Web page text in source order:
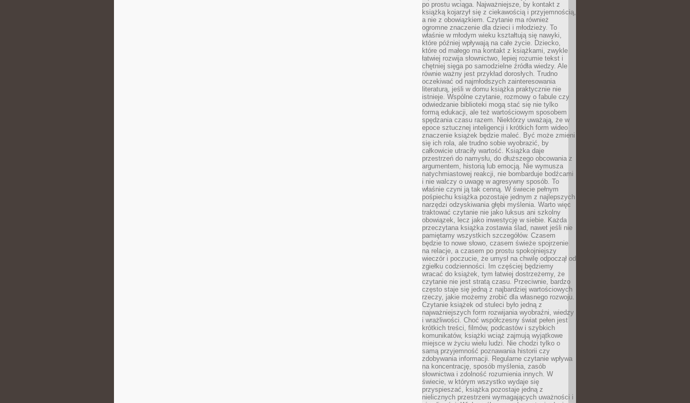
po prostu wciąga. Najważniejsze, by kontakt z
książką kojarzył się z ciekawością i przyjemnością,
a nie z obowiązkiem. Czytanie ma również
ogromne znaczenie dla dzieci i młodzieży. To
właśnie w młodym wieku kształtują się nawyki,
które później wpływają na całe życie. Dziecko,
które od małego ma kontakt z książkami, zwykle
łatwiej rozwija słownictwo, lepiej rozumie tekst i
chętniej sięga po samodzielne źródła wiedzy. Ale
równie ważny jest przykład dorosłych. Trudno
oczekiwać od najmłodszych zainteresowania
literaturą, jeśli w domu książka praktycznie nie
istnieje. Wspólne czytanie, rozmowy o fabule czy
odwiedzanie biblioteki mogą stać się nie tylko
formą edukacji, ale też wartościowym sposobem
spędzania czasu razem. Niektórzy uważają, że w
epoce sztucznej inteligencji i krótkich form wideo
znaczenie książek będzie maleć. Być może zmieni
się ich rola, ale trudno sobie wyobrazić, by
całkowicie utraciły wartość. Książka daje
przestrzeń do namysłu, do dłuższego obcowania z
argumentem, historią lub emocją. Nie wymusza
natychmiastowej reakcji, nie bombarduje bodźcami
i nie walczy o uwagę w agresywny sposób. To
właśnie czyni ją tak cenną. W świecie pełnym
pośpiechu książka pozostaje jednym z najlepszych
narzędzi odzyskiwania głębi myślenia. Warto więc
traktować czytanie nie jako luksus ani szkolny
obowiązek, lecz jako inwestycję w siebie. Każda
przeczytana książka zostawia ślad, nawet jeśli nie
pamiętamy wszystkich szczegółów. Czasem
będzie to nowe słowo, czasem świeże spojrzenie
na relacje, a czasem po prostu spokojniejszy
wieczór i poczucie, że umysł na chwilę odpoczął od
zgiełku codzienności. Im częściej będziemy
wracać do książek, tym łatwiej dostrzeżemy, że
czytanie nie jest stratą czasu. Przeciwnie, bardzo
często staje się jedną z najbardziej wartościowych
rzeczy, jakie możemy zrobić dla własnego rozwoju.
Czytanie książek od stuleci było jedną z
najważniejszych form rozwijania wyobraźni, wiedzy
i wrażliwości. Choć współczesny świat pełen jest
krótkich treści, filmów, podcastów i szybkich
komunikatów, książki wciąż zajmują wyjątkowe
miejsce w życiu wielu ludzi. Nie chodzi tylko o
samą przyjemność poznawania historii czy
zdobywania informacji. Regularne czytanie wpływa
na koncentrację, sposób myślenia, zasób
słownictwa i zdolność rozumienia innych. W
świecie, w którym wszystko wydaje się
przyspieszać, książka pozostaje jedną z
nielicznych przestrzeni wymagających uważności i